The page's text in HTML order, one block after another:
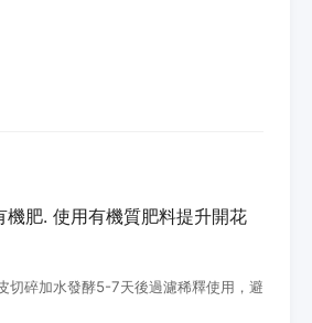
機肥. 使用有機質肥料提升開花
切碎加水發酵5-7天後過濾稀釋使用，避